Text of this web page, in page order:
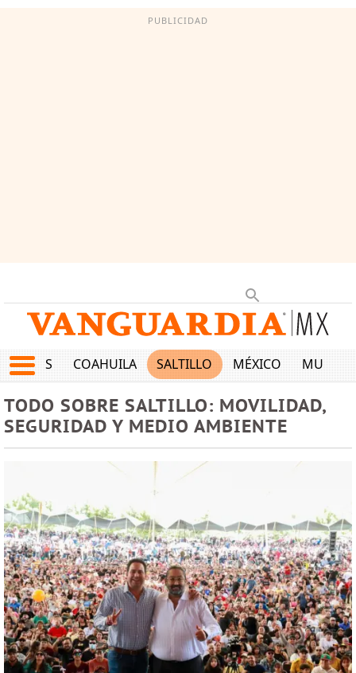
PUBLICIDAD
JUEGOS COAHUILA SALTILLO MÉXICO MUNDO
TODO SOBRE SALTILLO: MOVILIDAD,
SEGURIDAD Y MEDIO AMBIENTE